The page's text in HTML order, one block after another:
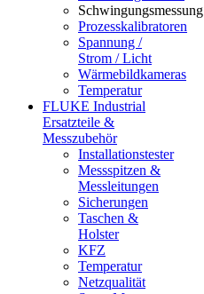
Schwingungsmessung
Prozesskalibratoren
Spannung /
Strom / Licht
Wärmebildkameras
Temperatur
FLUKE Industrial
Ersatzteile &
Messzubehör
Installationstester
Messspitzen &
Messleitungen
Sicherungen
Taschen &
Holster
KFZ
Temperatur
Netzqualität